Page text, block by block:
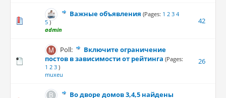
Важные объявления (Pages: 1 2 3 4
5 )
admin
42
Poll:
Включите ограничение
постов в зависимости от рейтинга (Pages:
1 2 3 )
muxeu
26
Во дворе домов 3,4,5 найдены